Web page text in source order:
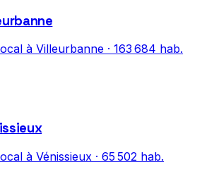
à Villeurbanne · 163 684 hab.
à Vénissieux · 65 502 hab.